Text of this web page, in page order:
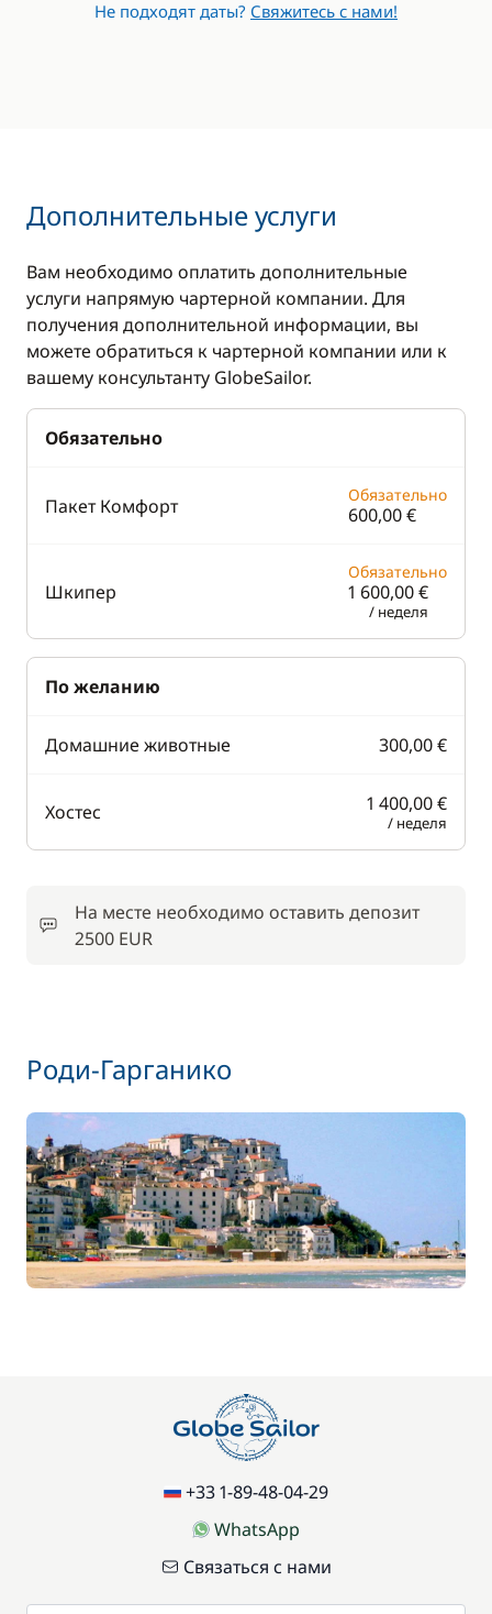
Не подходят даты? Свяжитесь с нами!
Дополнительные услуги
Вам необходимо оплатить дополнительные
услуги напрямую чартерной компании. Для
получения дополнительной информации, вы
можете обратиться к чартерной компании или к
вашему консультанту GlobeSailor.
Обязательно
Пакет Комфорт Обязательно
600,00 €
Шкипер
Обязательно
1 600,00 €
/ неделя
По желанию
Домашние животные 300,00 €
Хостес 1 400,00 €
/ неделя
На месте необходимо оставить депозит
2500 EUR
Роди-Гарганико
+33 1-89-48-04-29
WhatsApp
Связаться с нами